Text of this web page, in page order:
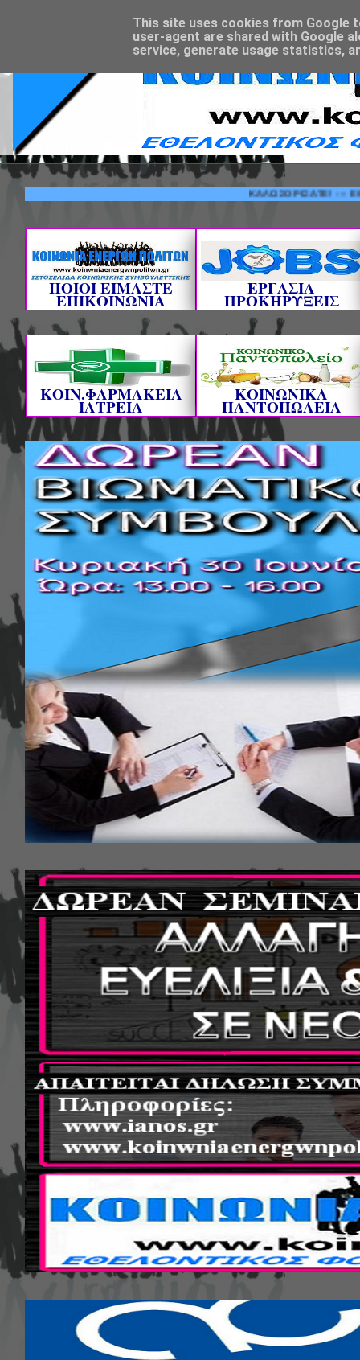
ΚΑΛΩΣΟΡΙΣΑΤΕ! ---
ΠΟΙΟΙ ΕΙΜΑΣΤΕ
ΕΠΙΚΟΙΝΩΝΙΑ
ΕΡΓΑΣΙΑ
ΠΡΟΚΗΡΥΞΕΙΣ
ΚΟΙΝ.ΦΑΡΜΑΚΕΙΑ
ΙΑΤΡΕΙΑ
ΚΟΙΝΩΝΙΚΑ
ΠΑΝΤΟΠΩΛΕΙΑ
This site uses cookies from Google
user-agent are shared with Google
service, generate usage statistics,